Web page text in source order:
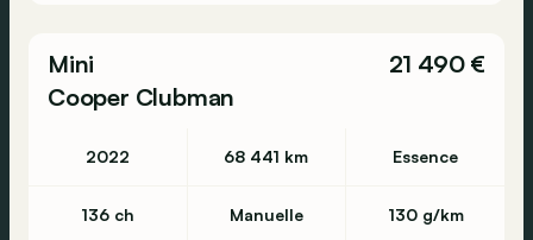
Mini
Cooper Clubman
21 490 €
2022 68 441 km Essence
136 ch Manuelle 130 g/km